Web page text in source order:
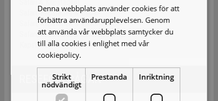
Safari, Kapstaden & Dubai!
Safari, Kapstaden & Viktoriafallen!
Safari, Kapstaden & Johannesburg!
Kapstaden, vin, val & safari!
RESEFÖRFRÅGAN
Denna webbplats använder cookies för att
förbättra användarupplevelsen. Genom
att använda vår webbplats samtycker du
till alla cookies i enlighet med vår
cookiepolicy.
Strikt
nödvändigt
Prestanda Inriktning